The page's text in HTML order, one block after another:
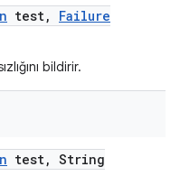
test,
Failure
bildirir.
test, String